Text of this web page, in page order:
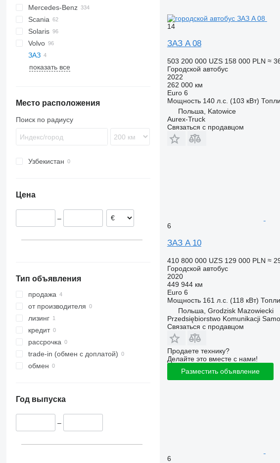
Daily
Mobi
Wing
Citelis
Crossway
Recreo
Novo
A-series
LE
Lion's series
NL series
TGE
Mercedes-Benz
Citaro
Conecto
Integro
Intouro
MB
Sprinter
Civilian
Navigo
Vectio
Master
Scania
Interlink
K-series
Vest
S-series
Solaris
Alpino
Urbino
MD
Tourmalin
Coaster
Ambassador
Ambassador
A-series
Crafter
Volvo
7700
8500
A-series
ЗАЗ
203
показать все
Место расположения
Поиск по радиусу
Узбекистан
Цена
–
Тип объявления
продажа
от производителя
лизинг
кредит
рассрочка
trade-in (обмен с доплатой)
обмен
Год выпуска
–
14
ЗАЗ A 08
503 200 000 UZS 158 000 PLN ≈
Городской автобус
2022
262 000 км
Euro 6
Мощность 140 л.с. (103 кВт)
Польша, Katowice
Aurex-Truck
Связаться с продавцом
6
ЗАЗ A 10
410 800 000 UZS 129 000 PLN ≈
Городской автобус
2020
449 944 км
Euro 6
Мощность 161 л.с. (118 кВт)
Польша, Grodzisk Mazowiecki
Przedsiębiorstwo Komunikacji
Связаться с продавцом
Продаете технику?
Делайте это вместе с нами!
Разместить объявление
6